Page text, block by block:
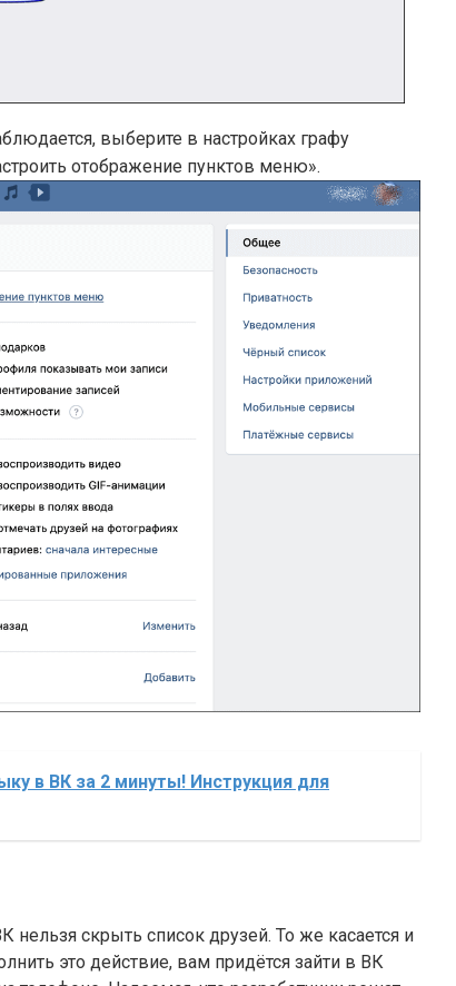
выберите в настройках графу
отображение пунктов меню».
в ВК за 2 минуты! Инструкция для
нельзя скрыть список друзей. То же касается и
это действие, вам придётся зайти в ВК